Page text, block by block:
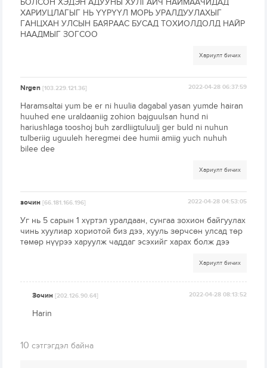
БОЛСОН ХЭДЭН АДУУНЫ ХУЛГАЙЧ НАЙМААЧИДАД
ХАРИУЦЛАГЫГ НЬ ҮҮРҮҮЛ МОРЬ УРАЛДУУЛАХЫГ
ГАНЦХАН УЛСЫН БАЯРААС БУСАД ТОХИОЛДОЛД НАЙР
НААДМЫГ ЗОГСОО
Хариулт бичих
Nrgen[103.229.121.36] 2022-04-28 06:37:59
Haramsaltai yum be er ni huulia dagabal yasan yumde hairan
huuhed ene uraldaaniig zohion bajguulsan hund ni
hariushlaga tooshoj buh zardliigtuluulj ger buld ni nuhun
tulberiig uguuleh heregmei dee humii amiig yuch nuhuh
bilee dee
Хариулт бичих
зочин[66.181.166.196] 2022-04-28 04:53:05
Уг нь 5 сарын 1 хүртэл уралдаан, сунгаа зохион байгуулах
чинь хуулиар хориотой биз дээ, хууль зөрчсөн улсад төр
төмөр нүүрээ харуулж чаддаг эсэхийг харах болж дээ
Хариулт бичих
Зочин[202.126.90.64] 2022-04-28 08:13:52
Harin
10 сэтгэгдэл байна